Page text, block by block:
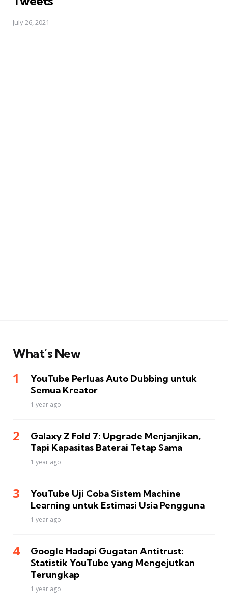
July 26, 2021
What’s New
YouTube Perluas Auto Dubbing untuk
Semua Kreator
1 year ago
Galaxy Z Fold 7: Upgrade Menjanjikan,
Tapi Kapasitas Baterai Tetap Sama
1 year ago
YouTube Uji Coba Sistem Machine
Learning untuk Estimasi Usia Pengguna
1 year ago
Google Hadapi Gugatan Antitrust:
Statistik YouTube yang Mengejutkan
Terungkap
1 year ago